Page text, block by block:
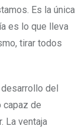
Es la única
es lo que lleva
tirar todos
desarrollo del
capaz de
La ventaja